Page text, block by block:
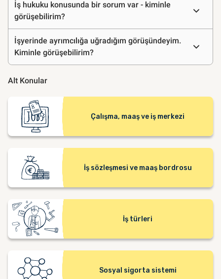
İş hukuku konusunda bir sorum var - kiminle
görüşebilirim?
İşyerinde ayrımcılığa uğradığım görüşündeyim.
Kiminle görüşebilirim?
Alt Konular
Çalışma, maaş ve iş merkezi
İş sözleşmesi ve maaş bordrosu
İş türleri
Sosyal sigorta sistemi